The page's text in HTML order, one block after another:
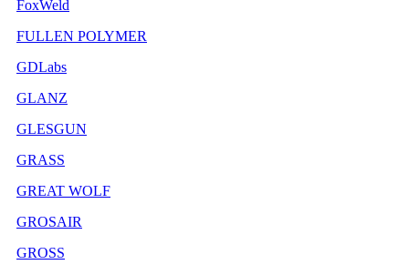
FoxWeld
FULLEN POLYMER
GDLabs
GLANZ
GLESGUN
GRASS
GREAT WOLF
GROSAIR
GROSS